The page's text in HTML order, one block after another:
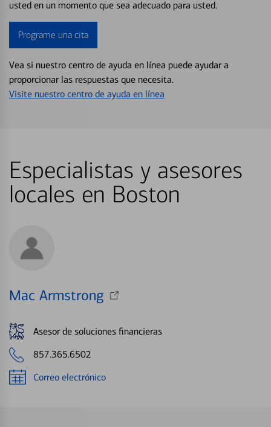
usted en un momento que sea adecuado para usted.
Programe una cita
Vea si nuestro centro de ayuda en línea puede ayudar a
proporcionar las respuestas que necesita.
Visite nuestro centro de ayuda en línea
Especialistas y asesores
locales en Boston
Mac Armstrong
Asesor de soluciones financieras
857.365.6502
Correo electrónico